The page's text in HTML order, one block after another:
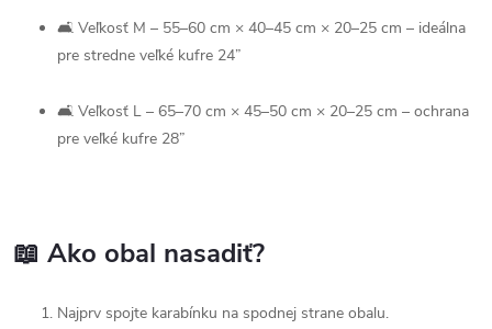
🛋 Veľkosť M – 55–60 cm × 40–45 cm × 20–25 cm – ideálna
pre stredne veľké kufre 24”
🛋 Veľkosť L – 65–70 cm × 45–50 cm × 20–25 cm – ochrana
pre veľké kufre 28”
📖 Ako obal nasadiť?
Najprv spojte karabínku na spodnej strane obalu.